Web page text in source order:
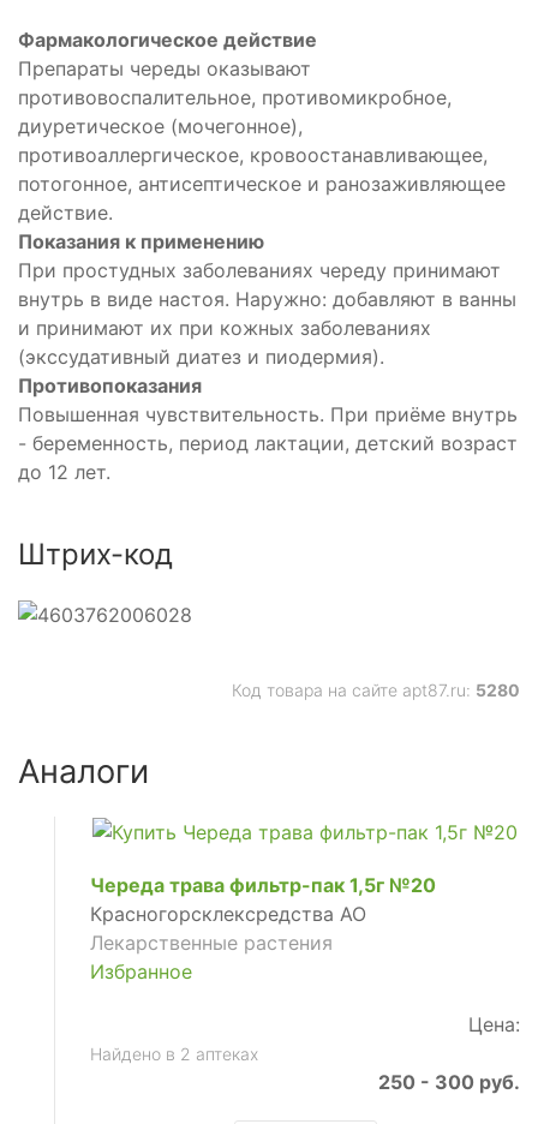
Фармакологическое действие
Препараты череды оказывают
противовоспалительное, противомикробное,
диуретическое (мочегонное),
противоаллергическое, кровоостанавливающее,
потогонное, антисептическое и ранозаживляющее
действие.
Показания к применению
При простудных заболеваниях череду принимают
внутрь в виде настоя. Наружно: добавляют в ванны
и принимают их при кожных заболеваниях
(экссудативный диатез и пиодермия).
Противопоказания
Повышенная чувствительность. При приёме внутрь
- беременность, период лактации, детский возраст
до 12 лет.
Штрих-код
Код товара на сайте apt87.ru: 5280
Аналоги
Череда трава фильтр-пак 1,5г №20
Красногорсклексредства АО
Лекарственные растения
Избранное
Цена:
Найдено в 2 аптеках
250 - 300 руб.